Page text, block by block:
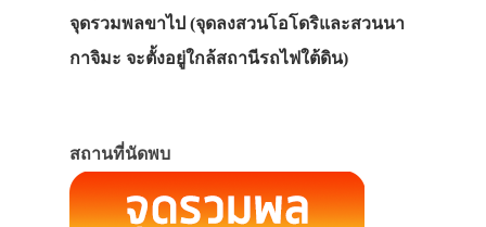
จุดรวมพลขาไป (จุดลงสวนโอโดริและสวนนา
กาจิมะ จะตั้งอยู่ใกล้สถานีรถไฟใต้ดิน)
สถานที่นัดพบ